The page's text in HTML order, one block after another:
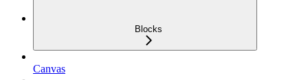
Blocks
Canvas